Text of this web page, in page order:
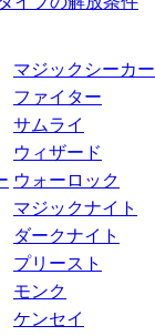
マジックシーカー
ファイター
サムライ
ウィザード
ウォーロック
マジックナイト
ダークナイト
プリースト
モンク
ケンセイ